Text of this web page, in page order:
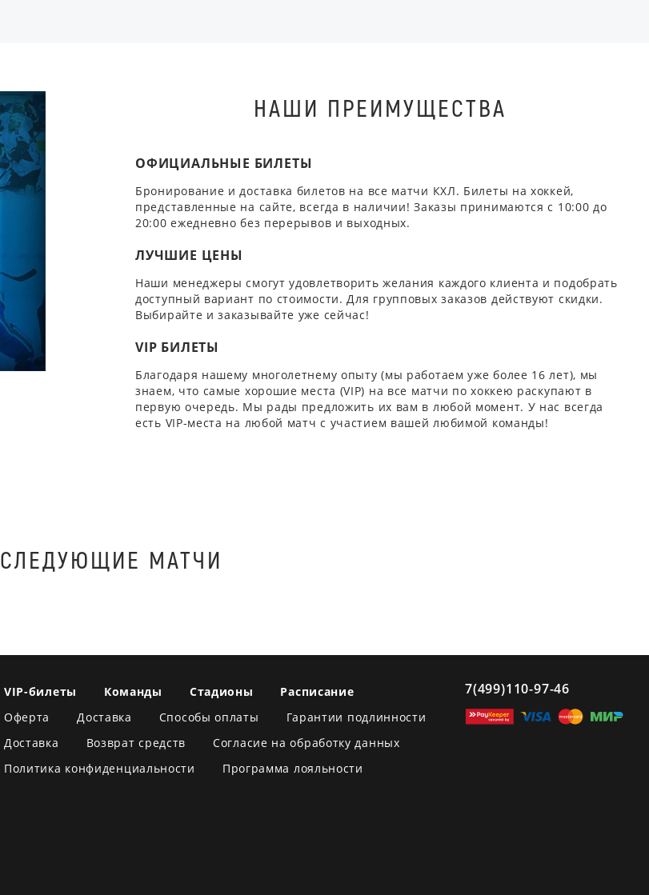
НАШИ ПРЕИМУЩЕСТВА
ОФИЦИАЛЬНЫЕ БИЛЕТЫ
Бронирование и доставка билетов на все матчи КХЛ. Билеты на хоккей,
представленные на сайте, всегда в наличии! Заказы принимаются с 10:00 до
20:00 ежедневно без перерывов и выходных.
ЛУЧШИЕ ЦЕНЫ
Наши менеджеры смогут удовлетворить желания каждого клиента и подобрать
доступный вариант по стоимости. Для групповых заказов действуют скидки.
Выбирайте и заказывайте уже сейчас!
VIP БИЛЕТЫ
Благодаря нашему многолетнему опыту (мы работаем уже более 16 лет), мы
знаем, что самые хорошие места (VIP) на все матчи по хоккею раскупают в
первую очередь. Мы рады предложить их вам в любой момент. У нас всегда
есть VIP-места на любой матч с участием вашей любимой команды!
СЛЕДУЮЩИЕ МАТЧИ
VIP-билеты Команды Стадионы
Расписание
Оферта
Доставка Способы оплаты
Гарантии подлинности
Доставка
Возврат средств
Согласие на обработку данных
Политика конфиденциальности
Программа лояльности
7(499)110-97-46